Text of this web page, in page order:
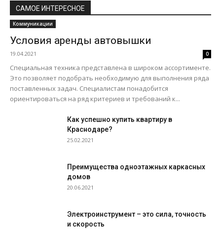
САМОЕ ИНТЕРЕСНОЕ
Коммуникации
Условия аренды автовышки
19.04.2021 0
Специальная техника представлена в широком ассортименте.
Это позволяет подобрать необходимую для выполнения ряда
поставленных задач. Специалистам понадобится
ориентироваться на ряд критериев и требований к...
Как успешно купить квартиру в
Краснодаре?
25.02.2021
Преимущества одноэтажных каркасных
домов
20.06.2021
Электроинструмент – это сила, точность
и скорость